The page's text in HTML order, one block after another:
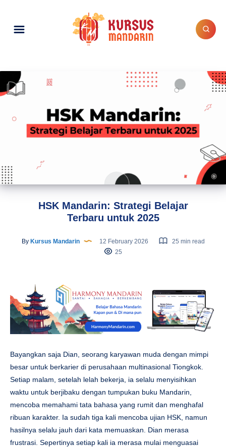
HSK Mandarin: Strategi Belajar
Terbaru untuk 2025
ByKursus Mandarin 12 February 2026
25 min read
25
Bayangkan saja Dian, seorang karyawan muda dengan mimpi
besar untuk berkarier di perusahaan multinasional Tiongkok.
Setiap malam, setelah lelah bekerja, ia selalu menyisihkan
waktu untuk berjibaku dengan tumpukan buku Mandarin,
mencoba memahami tata bahasa yang rumit dan menghafal
ribuan karakter. Ia sudah tiga kali mencoba ujian HSK, namun
hasilnya selalu jauh dari kata memuaskan. Dian merasa
frustrasi. Sepertinya setiap kali ia merasa mulai menguasai